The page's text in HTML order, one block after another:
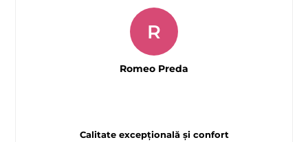
Calitate excepțională și confort
R
Romeo Preda